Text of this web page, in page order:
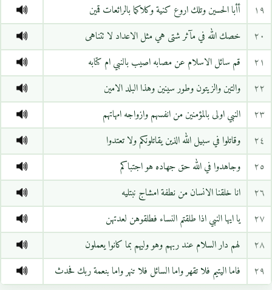
١٩
أأبا الحسين وتلك اروع كنية وكلاكما بالرائعات قمين
٢٠
خصك الله في مآثر شتى هي مثل الاعداد لا تتناهى
٢١
قم سائل الاسلام عن مصابه اصيب بالنبي ام كتابه
٢٢
والتين والزيتون وطور سينين وهذا البلد الامين
٢٣
النبي اولى بالمؤمنين من انفسهم وازواجه امهاتهم
٢٤
وقاتلوا في سبيل الله الذين يقاتلونكم ولا تعتدوا
٢٥
وجاهدوا في الله حق جهاده هو اجتباكم
٢٦
انا خلقنا الانسان من نطفة امشاج نبتليه
٢٧
يا ايها النبي اذا طلقتم النساء فطلقوهن لعدتهن
٢٨
لهم دار السلام عند ربهم وهو وليهم بما كانوا يعملون
٢٩
فاما اليتيم فلا تقهر واما السائل فلا تنهر واما بنعمة ربك فحدث